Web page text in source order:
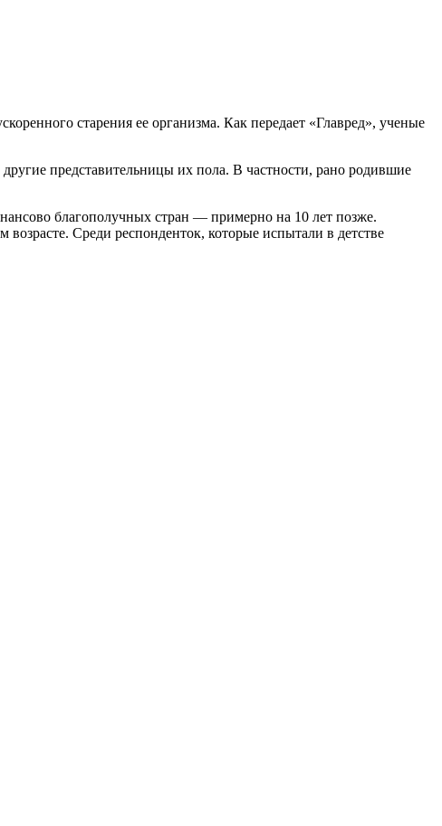
старения ее организма. Как передает «Главред», ученые
представительницы их пола. В частности, рано родившие
благополучных стран — примерно на 10 лет позже.
Среди респонденток, которые испытали в детстве